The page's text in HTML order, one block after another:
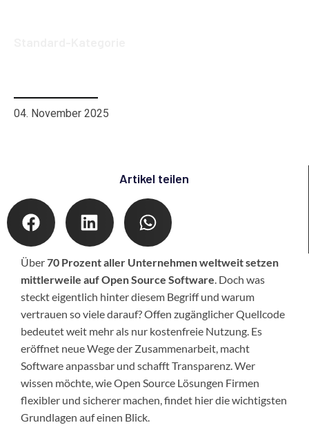
04. November 2025
Artikel teilen
Über70 Prozent aller Unternehmen weltweit setzen
mittlerweile auf Open Source Software. Doch was
steckt eigentlich hinter diesem Begriff und warum
vertrauen so viele darauf? Offen zugänglicher Quellcode
bedeutet weit mehr als nur kostenfreie Nutzung. Es
eröffnet neue Wege der Zusammenarbeit, macht
Software anpassbar und schafft Transparenz. Wer
wissen möchte, wie Open Source Lösungen Firmen
flexibler und sicherer machen, findet hier die wichtigsten
Grundlagen auf einen Blick.